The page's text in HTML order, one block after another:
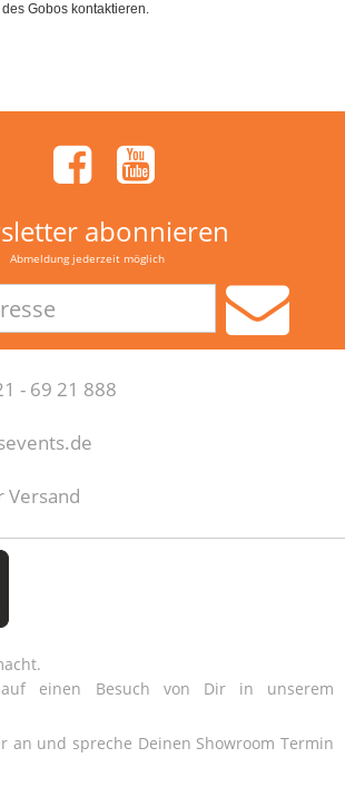
Gobos kontaktieren.
abonnieren
Abmeldung jederzeit möglich
- 69 21 888
Versand
einen Besuch von Dir in unserem
an und spreche Deinen Showroom Termin